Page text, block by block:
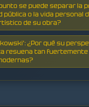
se puede separar la
pública o la vida personal
de su obra?
¿Por qué su
resuena tan fuertemente